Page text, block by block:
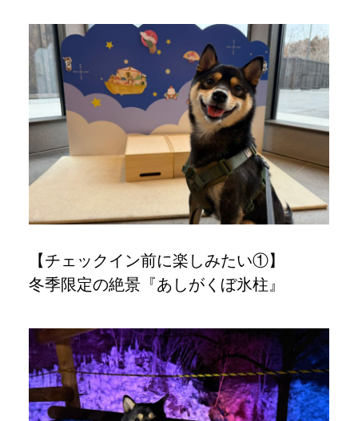
【チェックイン前に楽しみたい①】
冬季限定の絶景『あしがくぼ氷柱』